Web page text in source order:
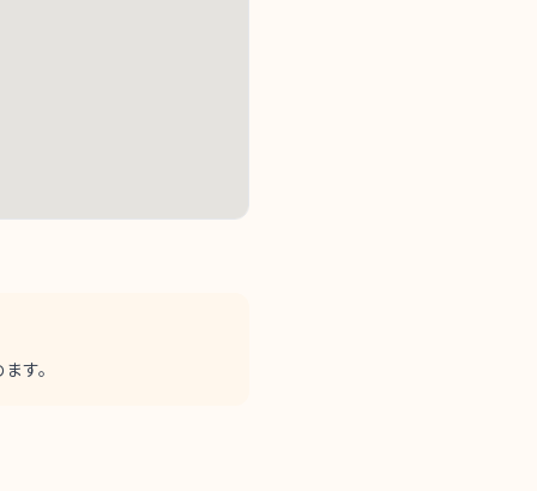
す。